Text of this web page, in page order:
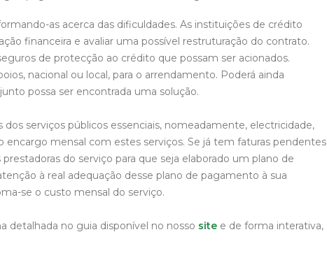
as acerca das dificuldades. As instituições de crédito
financeira e avaliar uma possível restruturação do contrato.
de protecção ao crédito que possam ser acionados.
nacional ou local, para o arrendamento. Poderá ainda
possa ser encontrada uma solução.
serviços públicos essenciais, nomeadamente, electricidade,
encargo mensal com estes serviços. Se já tem faturas pendentes
do serviço para que seja elaborado um plano de
à real adequação desse plano de pagamento à sua
se o custo mensal do serviço.
detalhada no guia disponível no nosso site e de forma interativa,